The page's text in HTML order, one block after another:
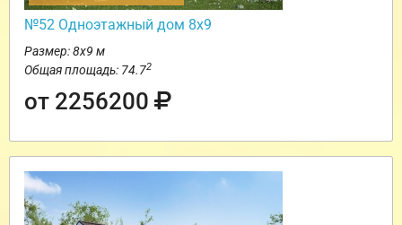
№52 Одноэтажный дом 8х9
Размер: 8х9 м
Общая площадь: 74.72
от 2256200